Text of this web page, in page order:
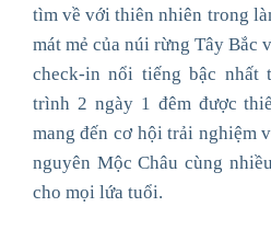
tìm về với thiên nhiên trong
mát mẻ của núi rừng Tây Bắc
check-in nổi tiếng bậc nhất
trình 2 ngày 1 đêm được
mang đến cơ hội trải nghiệm
nguyên Mộc Châu cùng
cho mọi lứa tuổi.